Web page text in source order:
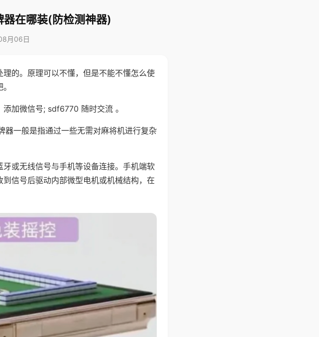
在哪装(防检测神器)
月06日
的。原理可以不懂，但是不能不懂怎么使
加微信号; sdf6770 随时交流 。
器一般是指通过一些无需对麻将机进行复杂
或无线信号与手机等设备连接。手机端软
信号后驱动内部微型电机或机械结构，在